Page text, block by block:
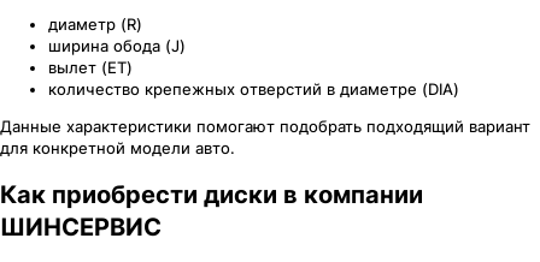
диаметр (R)
ширина обода (J)
вылет (ET)
количество крепежных отверстий в диаметре (DIA)
Данные характеристики помогают подобрать подходящий вариант
для конкретной модели авто.
Как приобрести диски в компании
ШИНСЕРВИС